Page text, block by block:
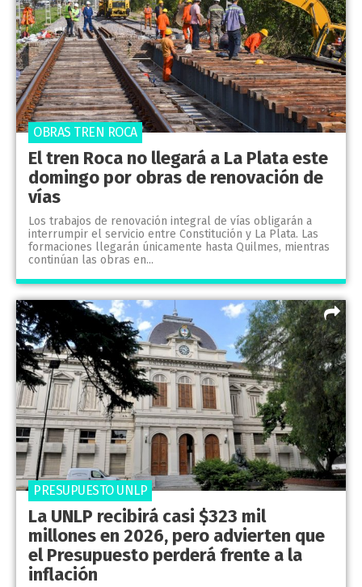
El tren Roca no llegará a La Plata este
domingo por obras de renovación de
vías
Los trabajos de renovación integral de vías obligarán a
interrumpir el servicio entre Constitución y La Plata. Las
formaciones llegarán únicamente hasta Quilmes, mientras
continúan las obras en...
OBRAS TREN ROCA
La UNLP recibirá casi $323 mil
millones en 2026, pero advierten que
el Presupuesto perderá frente a la
inflación
PRESUPUESTO UNLP